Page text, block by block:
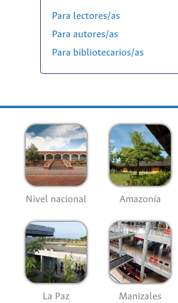
Para lectores/as
Para autores/as
Para bibliotecarios/as
Nivel nacional Amazonía
La Paz Manizales